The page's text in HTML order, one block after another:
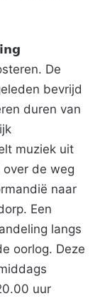
De
bevrijd
duren van
muziek uit
over de weg
naar
Een
langs
oorlog. Deze
uur